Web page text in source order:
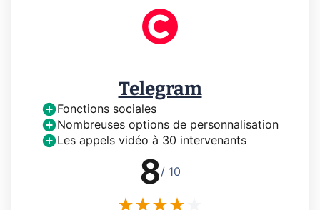
Telegram
Fonctions sociales
Nombreuses options de personnalisation
Les appels vidéo à 30 intervenants
8/ 10